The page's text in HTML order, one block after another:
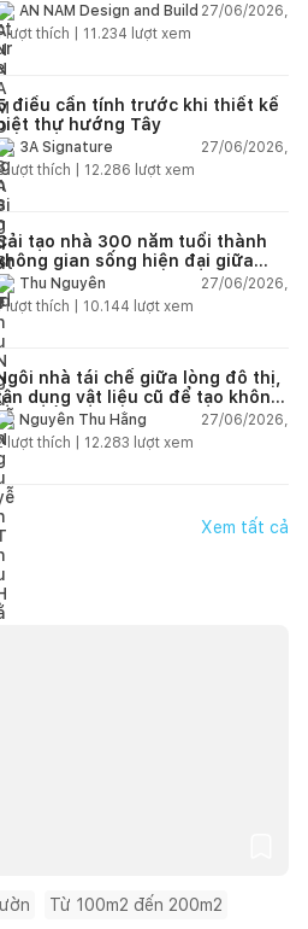
cuộc sống
AN NAM Design and Build 27/06/2026,
lượt thích | 11.234 lượt xem
điều cần tính trước khi thiết kế
thự hướng Tây
3A Signature
27/06/2026,
lượt thích | 12.286 lượt xem
tạo nhà 300 năm tuổi thành
gian sống hiện đại giữa
nhiên
Thu Nguyễn
27/06/2026,
lượt thích | 10.144 lượt xem
nhà tái chế giữa lòng đô thị,
dụng vật liệu cũ để tạo không
sống linh hoạt
Nguyễn Thu Hằng
27/06/2026,
lượt thích | 12.283 lượt xem
Xem tất cả
Từ 100m2 đến 200m2